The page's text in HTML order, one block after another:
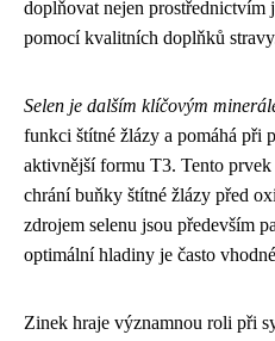
doplňovat nejen prostřednictvím
pomocí kvalitních doplňků
Selen je dalším klíčovým
funkci štítné žlázy a pomáhá při
aktivnější formu T3. Tento
chrání buňky štítné žlázy před
zdrojem selenu jsou především
optimální hladiny je často
Zinek hraje významnou roli při